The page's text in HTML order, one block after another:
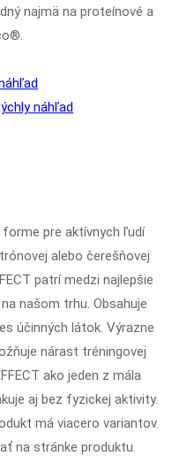
najmä na proteínové a
náhľad
pre aktívnych ľudí
alebo čerešňovej
patrí medzi najlepšie
našom trhu. Obsahuje
účinných látok. Výrazne
nárast tréningovej
ako jeden z mála
aj bez fyzickej aktivity.
má viacero variantov.
na stránke produktu.